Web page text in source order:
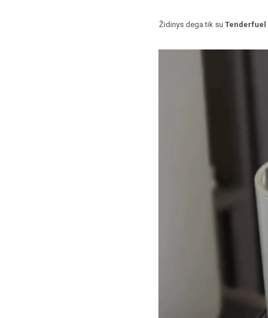
Židinys dega tik su Tenderfuel